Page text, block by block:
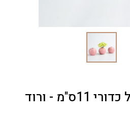
19354-אגרטל כדורי 11ס"מ - ורוד